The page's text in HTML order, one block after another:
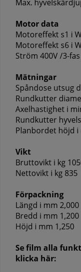
Max.
Motor data
Motoreffekt s1 i
Motoreffekt s6 i
Ström 400V /3-fas
Mätningar
Spåndose utsug
Rundkutter
Axelhastighet i
Rundkutter
Planbordet höjd i
Vikt
Bruttovikt i kg
Nettovikt i kg 835
Förpackning
Längd i mm 2,000
Bredd i mm 1,200
Höjd i mm 1,250
Se film alla
klicka här: